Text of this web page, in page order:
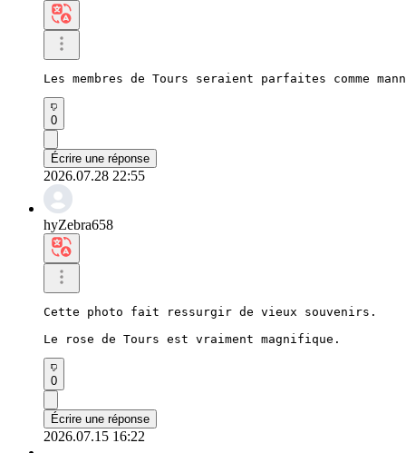
Les membres de Tours seraient parfaites comme
0
Écrire une réponse
2026.07.28 22:55
hyZebra658
Cette photo fait ressurgir de vieux souvenirs.
Le rose de Tours est vraiment magnifique.
0
Écrire une réponse
2026.07.15 16:22